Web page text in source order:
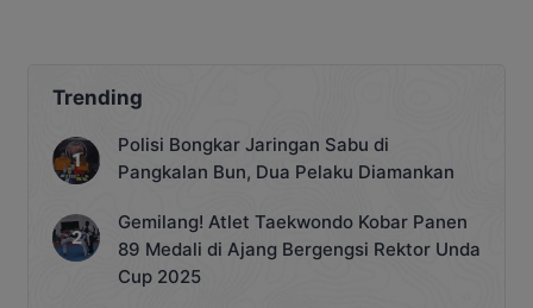
Trending
Polisi Bongkar Jaringan Sabu di
Pangkalan Bun, Dua Pelaku Diamankan
Gemilang! Atlet Taekwondo Kobar Panen
89 Medali di Ajang Bergengsi Rektor Unda
Cup 2025